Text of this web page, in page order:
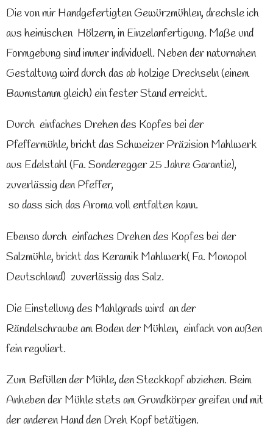
n
e
n
n
n
Die von mir Handgefertigten Gewürzmühlen, drechsle ich
aus heimischen Hölzern, in Einzelanfertigung. Maße und
Formgebung sind immer individuell. Neben der naturnahen
Gestaltung wird durch das ab holzige Drechseln (einem
Baumstamm gleich) ein fester Stand erreicht.
Durch einfaches Drehen des Kopfes bei der
Pfeffermühle, bricht das Schweizer Präzision Mahlwerk
aus Edelstahl (Fa. Sonderegger 25 Jahre Garantie),
zuverlässig den Pfeffer,
so dass sich das Aroma voll entfalten kann.
Ebenso durch einfaches Drehen des Kopfes bei der
Salzmühle, bricht das Keramik Mahlwerk( Fa. Monopol
Deutschland) zuverlässig das Salz.
Die Einstellung des Mahlgrads wird an der
Rändelschraube am Boden der Mühlen, einfach von außen
fein reguliert.
Zum Befüllen der Mühle, den Steckkopf abziehen. Beim
Anheben der Mühle stets am Grundkörper greifen und mit
der anderen Hand den Dreh Kopf betätigen.